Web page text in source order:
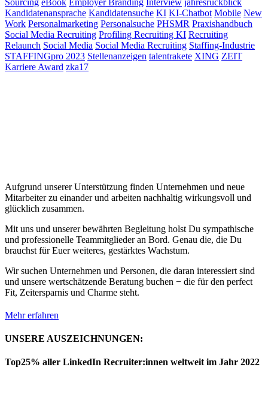
Sourcing eBook Employer Branding Interview jahresrückblick
Kandidatenansprache Kandidatensuche KI KI-Chatbot Mobile New
Work Personalmarketing Personalsuche PHSMR Praxishandbuch
Social Media Recruiting Profiling Recruiting KI Recruiting
Relaunch Social Media Social Media Recruiting Staffing-Industrie
STAFFINGpro 2023 Stellenanzeigen talentrakete XING ZEIT
Karriere Award zka17
Aufgrund unserer Unterstützung finden Unternehmen und neue
Mitarbeiter zu einander und arbeiten nachhaltig wirkungsvoll und
glücklich zusammen.
Mit uns und unserer bewährten Begleitung holst Du sympathische
und professionelle Teammitglieder an Bord. Genau die, die Du
brauchst für Euer weiteres, gestärktes Wachstum.
Wir suchen Unternehmen und Personen, die daran interessiert sind
und unsere wertschätzende Beratung buchen − die für den perfect
Fit, Zeitersparnis und Charme steht.
Mehr erfahren
UNSERE AUSZEICHNUNGEN:
Top25% aller LinkedIn Recruiter:innen weltweit im Jahr 2022